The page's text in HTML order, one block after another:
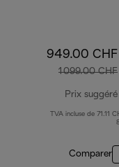
949.00 CHF
1 099.00 CHF
Prix suggéré
TVA incluse de 71.11
Comparer